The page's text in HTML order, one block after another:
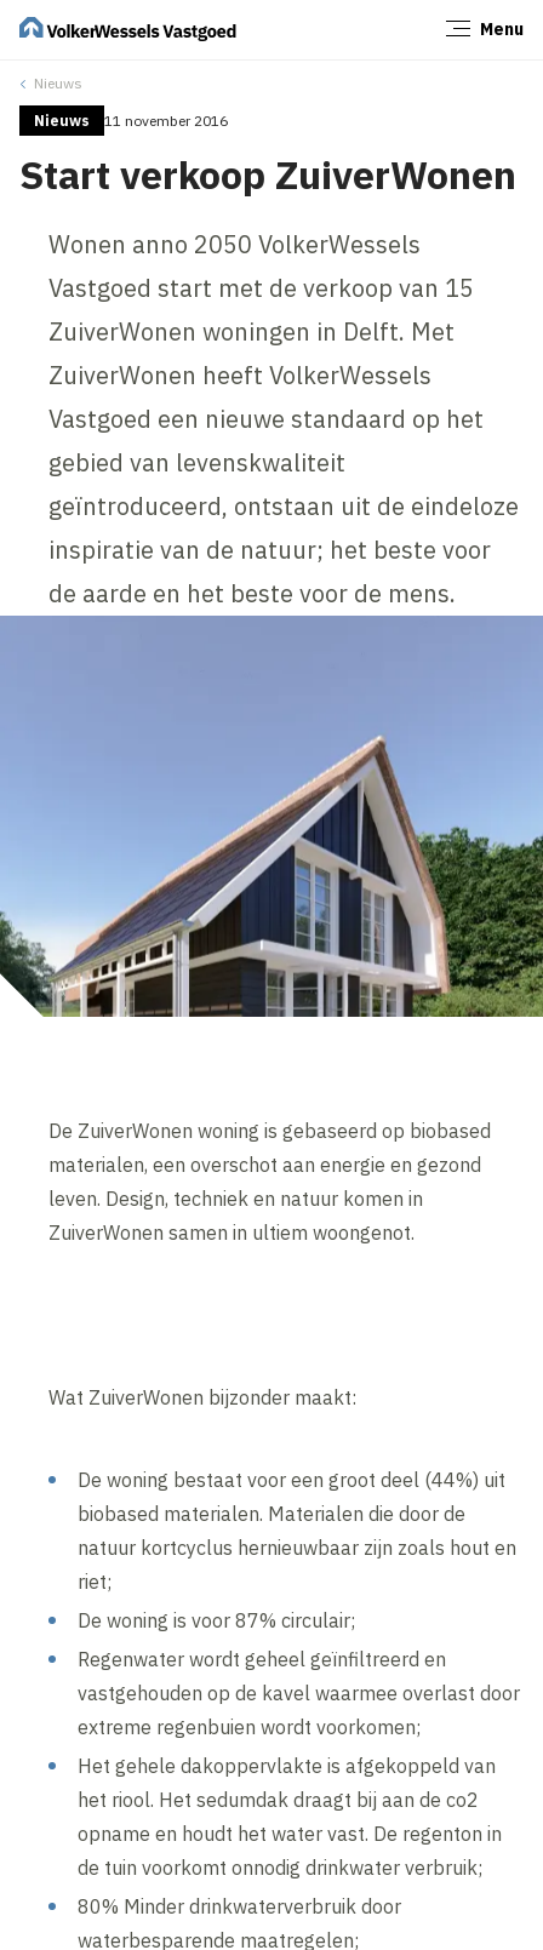
Menu
Nieuws
Nieuws 11 november 2016
Start verkoop ZuiverWonen
Wonen anno 2050 VolkerWessels
Vastgoed start met de verkoop van 15
ZuiverWonen woningen in Delft. Met
ZuiverWonen heeft VolkerWessels
Vastgoed een nieuwe standaard op het
gebied van levenskwaliteit
geïntroduceerd, ontstaan uit de eindeloze
inspiratie van de natuur; het beste voor
de aarde en het beste voor de mens.
De ZuiverWonen woning is gebaseerd op biobased
materialen, een overschot aan energie en gezond
leven. Design, techniek en natuur komen in
ZuiverWonen samen in ultiem woongenot.
Wat ZuiverWonen bijzonder maakt:
De woning bestaat voor een groot deel (44%) uit
biobased materialen. Materialen die door de
natuur kortcyclus hernieuwbaar zijn zoals hout en
riet;
De woning is voor 87% circulair;
Regenwater wordt geheel geïnfiltreerd en
vastgehouden op de kavel waarmee overlast door
extreme regenbuien wordt voorkomen;
Het gehele dakoppervlakte is afgekoppeld van
het riool. Het sedumdak draagt bij aan de co2
opname en houdt het water vast. De regenton in
de tuin voorkomt onnodig drinkwater verbruik;
80% Minder drinkwaterverbruik door
waterbesparende maatregelen;
Sluiten